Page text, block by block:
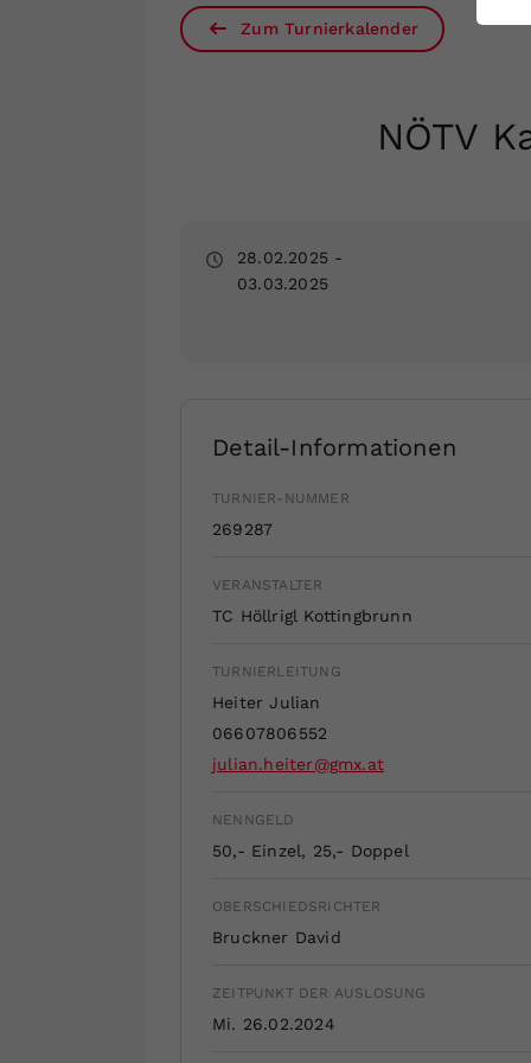
Zum Turnierkalender
NÖTV
28.02.2025 -
03.03.2025
Detail-Informationen
TURNIER-NUMMER
269287
VERANSTALTER
TC Höllrigl Kottingbrunn
TURNIERLEITUNG
Heiter Julian
06607806552
julian.heiter@gmx.at
NENNGELD
50,- Einzel, 25,- Doppel
OBERSCHIEDSRICHTER
Bruckner David
ZEITPUNKT DER AUSLOSUNG
Mi. 26.02.2024